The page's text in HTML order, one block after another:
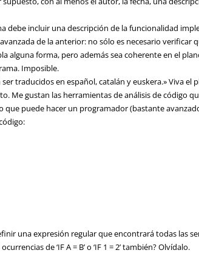
debe incluir una descripción de la funcionalidad
de la anterior: no sólo es necesario verificar
alguna forma, pero además sea coherente en el
Imposible.
traducidos en español, catalán y euskera.» Viva el
Me gustan las herramientas de análisis de código
que puede hacer un programador (bastante
una expresión regular que encontrará todas las
de ‘IF A = B’ o ‘IF 1 = 2’ también? Olvídalo.